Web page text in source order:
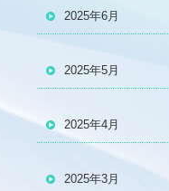
2025年6月
2025年5月
2025年4月
2025年3月